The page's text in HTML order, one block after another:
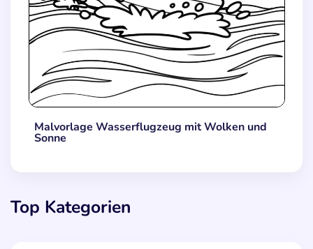
Malvorlage Wasserflugzeug mit Wolken und
Sonne
Top Kategorien